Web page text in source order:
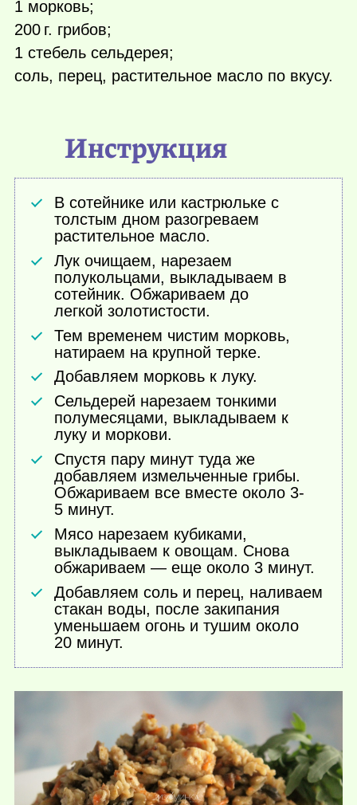
1 морковь;
200 г. грибов;
1 стебель сельдерея;
соль, перец, растительное масло по вкусу.
Инструкция
В сотейнике или кастрюльке с
толстым дном разогреваем
растительное масло.
Лук очищаем, нарезаем
полукольцами, выкладываем в
сотейник. Обжариваем до
легкой золотистости.
Тем временем чистим морковь,
натираем на крупной терке.
Добавляем морковь к луку.
Сельдерей нарезаем тонкими
полумесяцами, выкладываем к
луку и моркови.
Спустя пару минут туда же
добавляем измельченные грибы.
Обжариваем все вместе около 3-
5 минут.
Мясо нарезаем кубиками,
выкладываем к овощам. Снова
обжариваем — еще около 3 минут.
Добавляем соль и перец, наливаем
стакан воды, после закипания
уменьшаем огонь и тушим около
20 минут.